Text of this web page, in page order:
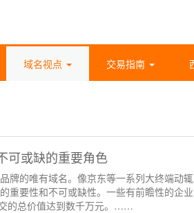
域名视点 交易指南
可或缺的重要角色
牌的唯有域名。像京东等一系列大终端动
重要性和不可或缺性。一些有前瞻性的企
的总价值达到数千万元。……